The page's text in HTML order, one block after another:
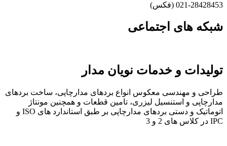
021-28428453 (فکس)
شبکه های اجتماعی
تولیدات و خدمات نویان مدار
طراحی و مهندسی معکوس انواع بردهای مدارچاپی، ساخت بردهای
مدارچاپی و استنسیل لیزری، تامین قطعات و همچنین مونتاژ
اتوماتیک و دستی بردهای مدارچاپی بر طبق استاندارد های ISO و
IPC در کلاس های 2 و 3